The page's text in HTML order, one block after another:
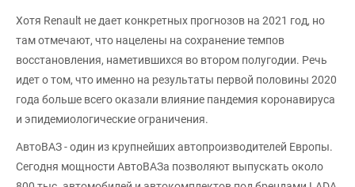
Хотя Renault не дает конкретных прогнозов на 2021 год, но
там отмечают, что нацелены на сохранение темпов
восстановления, наметившихся во втором полугодии. Речь
идет о том, что именно на результаты первой половины 2020
года больше всего оказали влияние пандемия коронавируса
и эпидемиологические ограничения.
АвтоВАЗ - один из крупнейших автопроизводителей Европы.
Сегодня мощности АвтоВАЗа позволяют выпускать около